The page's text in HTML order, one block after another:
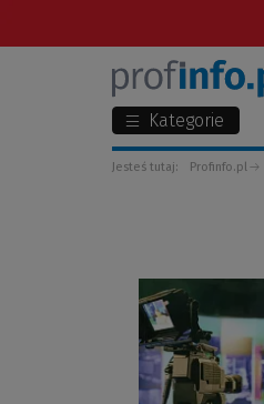
Kategorie
Jesteś tutaj: Profinfo.pl